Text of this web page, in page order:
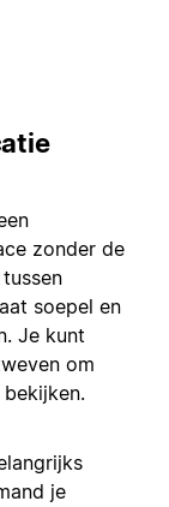
zonder de
soepel en
Je kunt
om
je